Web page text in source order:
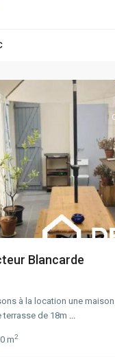
Blancarde
à la location une maison
terrasse de 18m ...
m2